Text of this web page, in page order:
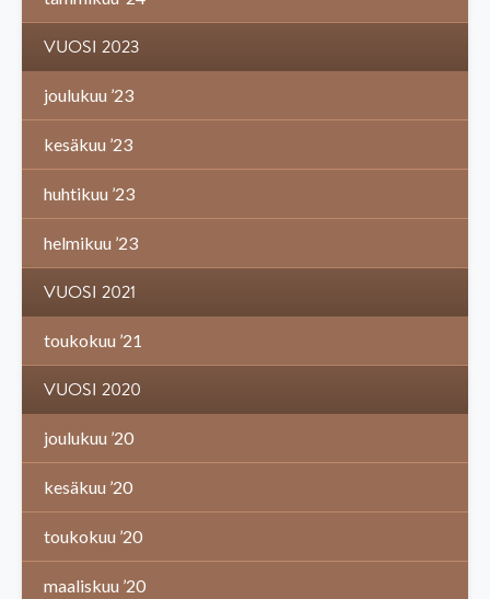
VUOSI 2023
joulukuu ’23
kesäkuu ’23
huhtikuu ’23
helmikuu ’23
VUOSI 2021
toukokuu ’21
VUOSI 2020
joulukuu ’20
kesäkuu ’20
toukokuu ’20
maaliskuu ’20